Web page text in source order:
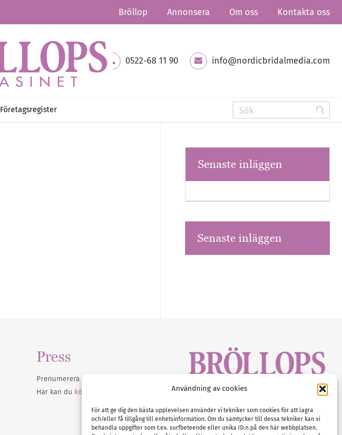
Användning av cookies
För att ge dig den bästa upplevelsen använder vi tekniker som cookies för att lagra
och/eller få tillgång till enhetsinformation. Om du samtycker till dessa tekniker kan vi
behandla uppgifter som t.ex. surfbeteende eller unika ID:n på den här webbplatsen.
Bröllop Annonsera Om oss Kontakta oss
0522-68 11 90 info@nordicbridalmedia.com
Företagsregister
Senaste inläggen
Senaste inläggen
Press
Prenumerera på vårt
Här kan du köpa Bröllopsmagasinet
Tel :0522-68 11 90
E-post:info@nordicbridalmedia.com